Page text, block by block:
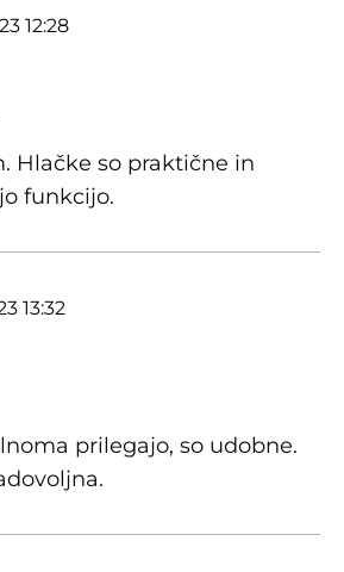
12:28
od 5 zvezdic
Hlačke so praktične in
funkcijo.
13:32
od 5 zvezdic
prilegajo, so udobne.